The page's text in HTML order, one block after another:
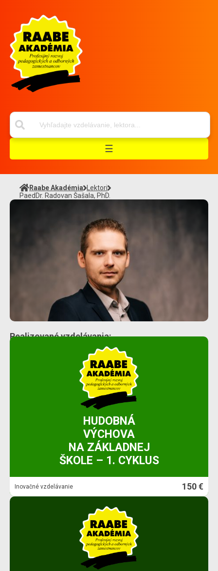
☰
Raabe Akadémia
Lektori
PaedDr. Radovan Šašala, PhD.
Realizované vzdelávania:
HUDOBNÁ
VÝCHOVA
NA ZÁKLADNEJ
ŠKOLE – 1. CYKLUS
Inovačné vzdelávanie 150 €